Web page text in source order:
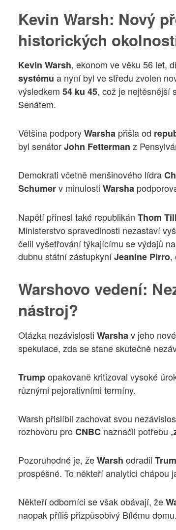
Kevin Warsh: Nový
historických
Kevin Warsh, ekonom ve věku 56 let,
systému a nyní byl ve středu zvolen
výsledkem 54 ku 45, což je nejtěsnější
Senátem.
Většina podporyWarsha přišla od
byl senátorJohn Fetterman z
Demokrati včetně menšinového lídra
Schumerv minulosti Warsha
Napětí přinesl také republikán Thom
Ministerstvo spravedlnosti nezastaví
čelil vyšetřování týkajícímu se výdajů
dubnu státní zástupkyníJeanine Pirro,
Warshovo vedení:
nástroj?
Otázka nezávislosti Warshav jeho
spekulace, zda se stane skutečně
Trumpopakovaně kritizoval vysoké
různými pejorativními termíny.
Warsh přislíbil zachovat svou
rozhovoru pro CNBC naznačil potřebu „
Pozoruhodné je, žeWarsh odradil
prospěšné. To někteří analytici chápou
Někteří odborníci se však obávají, že
naopak příliš přizpůsobivý Bílému domu.